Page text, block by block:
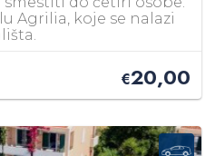
Agrilia, koje se nalazi
€20,00